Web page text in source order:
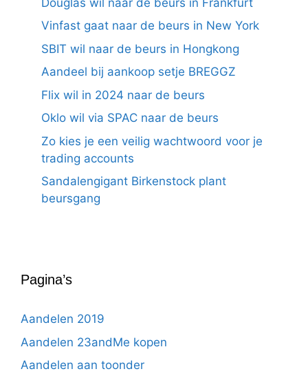
Vinfast gaat naar de beurs in New York
SBIT wil naar de beurs in Hongkong
Aandeel bij aankoop setje BREGGZ
Flix wil in 2024 naar de beurs
Oklo wil via SPAC naar de beurs
Zo kies je een veilig wachtwoord voor je
trading accounts
Sandalengigant Birkenstock plant
beursgang
Pagina’s
Aandelen 2019
Aandelen 23andMe kopen
Aandelen aan toonder